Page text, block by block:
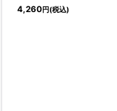
4,260円(税込)